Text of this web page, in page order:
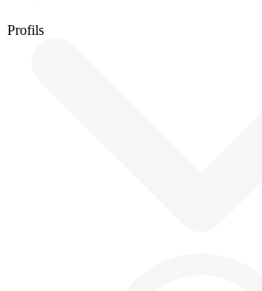
Profils